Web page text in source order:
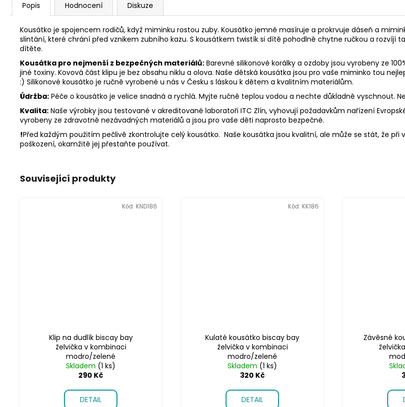
Popis Hodnocení Diskuze
Kousátko je spojencem rodičů, když miminku rostou zuby. Kousátko jemně masíruje a prokrvuje dáseň a
slintání, které chrání před vznikem zubního kazu. S kousátkem twistík si dítě pohodlně chytne ručkou a rozvíjí
dítěte.
Kousátka pro nejmenší z bezpečných materiálů: Barevné silikonové korálky a ozdoby jsou vyrobeny ze
jiné toxiny. Kovová část klipu je bez obsahu niklu a olova. Naše dětská kousátka jsou pro vaše miminko tou
:) Silikonové kousátko je ručně vyrobené u nás v Česku s láskou k dětem a kvalitním materiálům.
Údržba: Péče o kousátko je velice snadná a rychlá. Myjte ručně teplou vodou a nechte důkladně vyschnout.
Kvalita: Naše výrobky jsou testované v akreditované laboratoři ITC Zlín, vyhovují požadavkům nařízení
vyrobeny ze zdravotně nezávadných materiálů a jsou pro vaše děti naprosto bezpečné.
!Před každým použitím pečlivě zkontrolujte celý kousátko. Naše kousátka jsou kvalitní, ale může se stát, že
poškození, okamžitě jej přestaňte používat.
Související produkty
Klip na dudlík biscay bay
želvička v kombinaci
modro/zelené
Skladem (1 ks)
290 Kč
DETAIL
Kód: KND186
Kulaté kousátko biscay bay
želvička v kombinaci
modro/zelené
Skladem (1 ks)
320 Kč
DETAIL
Kód: KK186
Závěsné